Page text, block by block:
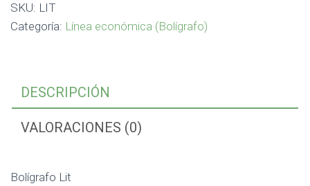
SKU: LIT
Categoría: Línea económica (Bolígrafo)
DESCRIPCIÓN
VALORACIONES (0)
Bolígrafo Lit